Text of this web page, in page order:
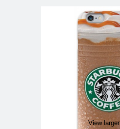
View larger